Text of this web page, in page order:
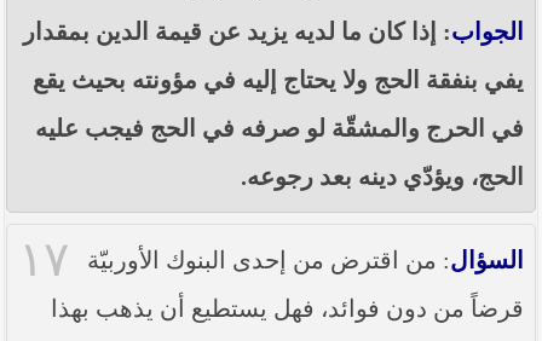
الجواب: إذا كان ما لديه يزيد عن قيمة الدين بمقدار
يفي بنفقة الحج ولا يحتاج إليه في مؤونته بحيث يقع
في الحرج والمشقّة لو صرفه في الحج فيجب عليه
الحج، ويؤدّي دينه بعد رجوعه.
١٧ السؤال: من اقترض من إحدى البنوك الأوربيّة
قرضاً من دون فوائد، فهل يستطيع أن يذهب بهذا